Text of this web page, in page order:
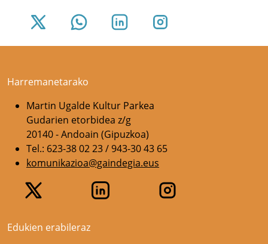
Harremanetarako
Martin Ugalde Kultur Parkea
Gudarien etorbidea z/g
20140 - Andoain (Gipuzkoa)
Tel.: 623-38 02 23 / 943-30 43 65
komunikazioa@gaindegia.eus
Edukien erabileraz